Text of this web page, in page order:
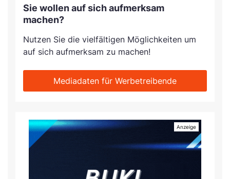
Sie wollen auf sich aufmerksam
machen?
Nutzen Sie die vielfältigen Möglichkeiten um
auf sich aufmerksam zu machen!
Mediadaten für Werbetreibende